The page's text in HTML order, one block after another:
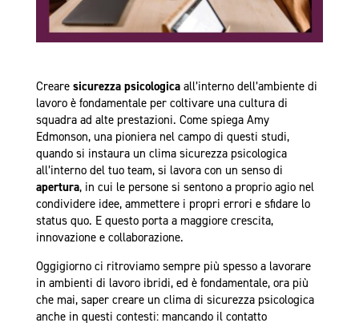
Creare sicurezza psicologicaall’interno dell’ambiente di
lavoro è fondamentale per coltivare una cultura di
squadra ad alte prestazioni. Come spiega Amy
Edmonson, una pioniera nel campo di questi studi,
quando si instaura un clima sicurezza psicologica
all’interno del tuo team, si lavora con un senso di
apertura, in cui le persone si sentono a proprio agio nel
condividere idee, ammettere i propri errori e sfidare lo
status quo. E questo porta a maggiore crescita,
innovazione e collaborazione.
Oggigiorno ci ritroviamo sempre più spesso a lavorare
in ambienti di lavoro ibridi, ed è fondamentale, ora più
che mai, saper creare un clima di sicurezza psicologica
anche in questi contesti: mancando il contatto